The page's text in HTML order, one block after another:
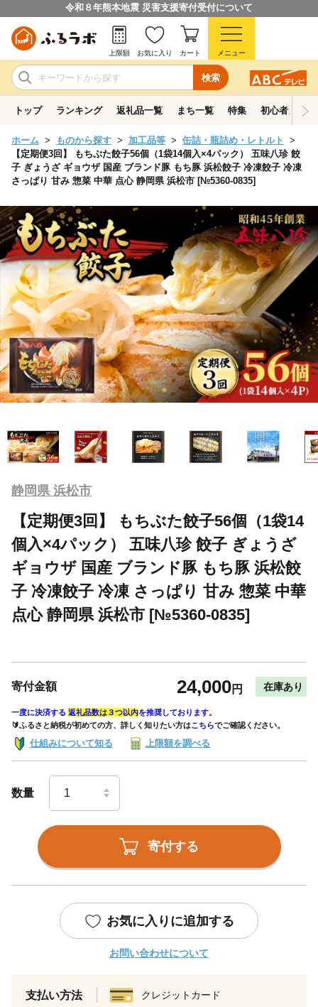
令和８年熊本地震 災害支援寄付受付について
検索
上限額 お気に入り カート メニュー
トップ ランキング 返礼品一覧 まち一覧 特集 初心者ガイド
ホーム ものから探す 加工品等
缶詰・瓶詰め・レトルト
【定期便3回】 もちぶた餃子56個（1袋14個入×4パック） 五味八珍 餃
子 ぎょうざ ギョウザ 国産 ブランド豚 もち豚 浜松餃子 冷凍餃子 冷凍
さっぱり 甘み 惣菜 中華 点心 静岡県 浜松市 [№5360-0835]
静岡県 浜松市
【定期便3回】 もちぶた餃子56個（1袋14
個入×4パック） 五味八珍 餃子 ぎょうざ
ギョウザ 国産 ブランド豚 もち豚 浜松餃
子 冷凍餃子 冷凍 さっぱり 甘み 惣菜 中華
点心 静岡県 浜松市 [№5360-0835]
寄付金額 24,000円 在庫あり
一度に決済する 返礼品数は３つ以内を推奨しております。
🔰ふるさと納税が初めての方、詳しく知りたい方はこちらでご確認ください。
仕組みについて知る 上限額を調べる
数量
寄付する
お気に入りに追加する
お問い合わせについて
支払い方法 クレジットカード